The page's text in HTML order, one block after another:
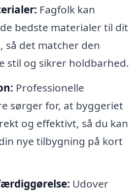
Fagfolk kan
bedste materialer til dit
så det matcher den
stil og sikrer holdbarhed.
Professionelle
sørger for, at byggeriet
og effektivt, så du kan
nye tilbygning på kort
Udover